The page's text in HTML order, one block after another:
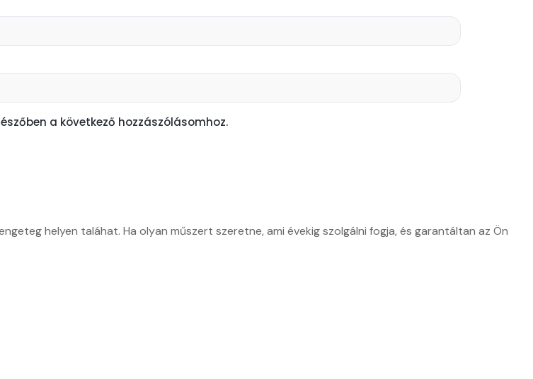
a következő hozzászólásomhoz.
helyen taláhat. Ha olyan műszert szeretne, ami évekig szolgálni fogja, és garantáltan az Ön